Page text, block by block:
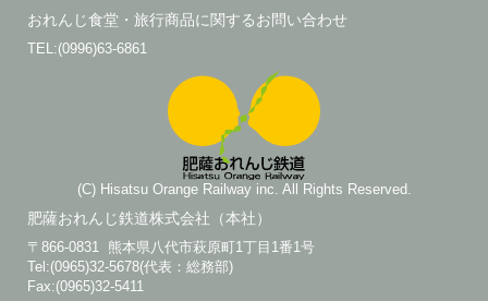
おれんじ食堂・旅行商品に関するお問い合わせ
TEL:(0996)63-6861
(C) Hisatsu Orange Railway inc. All Rights Reserved.
肥薩おれんじ鉄道株式会社（本社）
〒866-0831 熊本県八代市萩原町1丁目1番1号
Tel:(0965)32-5678(代表：総務部)
Fax:(0965)32-5411